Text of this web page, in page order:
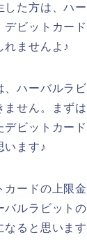
した方は、ハ
デビットカー
れませんよ♪
、ハーバルラ
ません。まず
デビットカー
います♪
カードの上限
バルラビット
なると思います